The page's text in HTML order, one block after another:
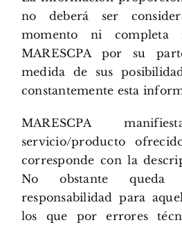
no deberá ser
momento ni completa
MARESCPA por su
medida de sus
constantemente esta
MARESCPA
servicio/producto
corresponde con la
No obstante queda
responsabilidad para
los que por errores